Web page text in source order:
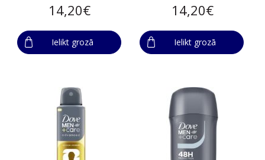
14,20€
Ielikt grozā
14,20€
Ielikt grozā